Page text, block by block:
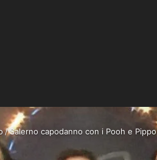
/Salerno capodanno con i Pooh e